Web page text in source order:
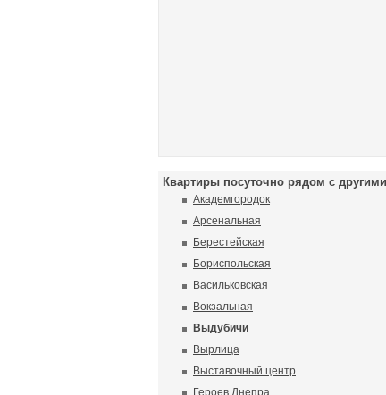
Квартиры посуточно рядом с
Академгородок
Арсенальная
Берестейская
Бориспольская
Васильковская
Вокзальная
Выдубичи
Вырлица
Выставочный центр
Героев Днепра